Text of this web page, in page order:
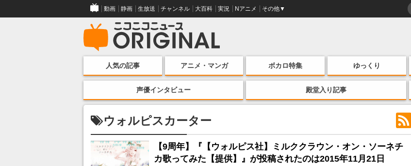
動画 静画 生放送 チャンネル 大百科 実況 Nアニメ その他▼
人気の記事 アニメ・マンガ ボカロ特集 ゆっくり
声優インタビュー 殿堂入り記事
ウォルピスカーター
【9周年】『【ウォルピス社】ミルククラウン・オン・ソーネチ
カ歌ってみた【提供】』が投稿されたのは2015年11月21日